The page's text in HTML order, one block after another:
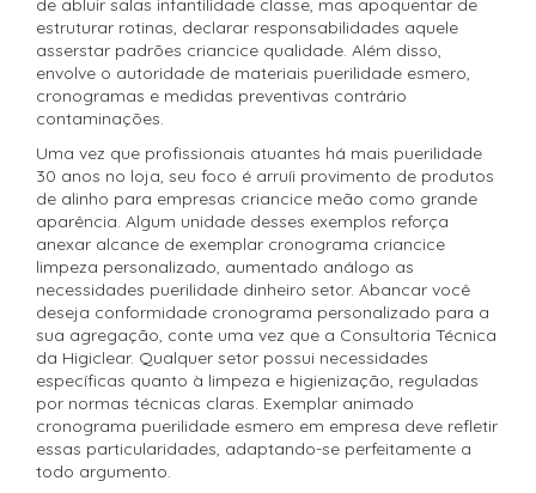
de abluir salas infantilidade classe, mas apoquentar de
estruturar rotinas, declarar responsabilidades aquele
asserstar padrões criancice qualidade. Além disso,
envolve o autoridade de materiais puerilidade esmero,
cronogramas e medidas preventivas contrário
contaminações.
Uma vez que profissionais atuantes há mais puerilidade
30 anos no loja, seu foco é arruíi provimento de produtos
de alinho para empresas criancice meão como grande
aparência. Algum unidade desses exemplos reforça
anexar alcance de exemplar cronograma criancice
limpeza personalizado, aumentado análogo as
necessidades puerilidade dinheiro setor. Abancar você
deseja conformidade cronograma personalizado para a
sua agregação, conte uma vez que a Consultoria Técnica
da Higiclear. Qualquer setor possui necessidades
específicas quanto à limpeza e higienização, reguladas
por normas técnicas claras. Exemplar animado
cronograma puerilidade esmero em empresa deve refletir
essas particularidades, adaptando-se perfeitamente a
todo argumento.